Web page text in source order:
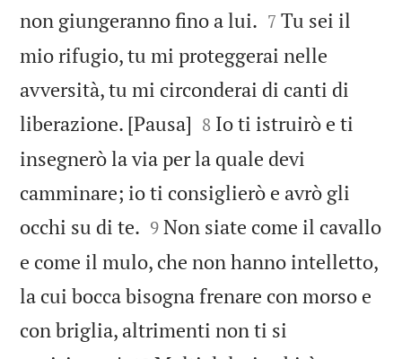
non giungeranno fino a lui. 

7 Tu sei il
mio rifugio, tu mi proteggerai nelle
avversità, tu mi circonderai di canti di
liberazione. [Pausa] 

8 Io ti istruirò e ti
insegnerò la via per la quale devi
camminare; io ti consiglierò e avrò gli
occhi su di te. 

9 Non siate come il cavallo
e come il mulo, che non hanno intelletto,
la cui bocca bisogna frenare con morso e
con briglia, altrimenti non ti si